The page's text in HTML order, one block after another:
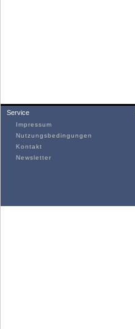
Service
Impressum
Nutzungsbedingungen
Kontakt
Newsletter